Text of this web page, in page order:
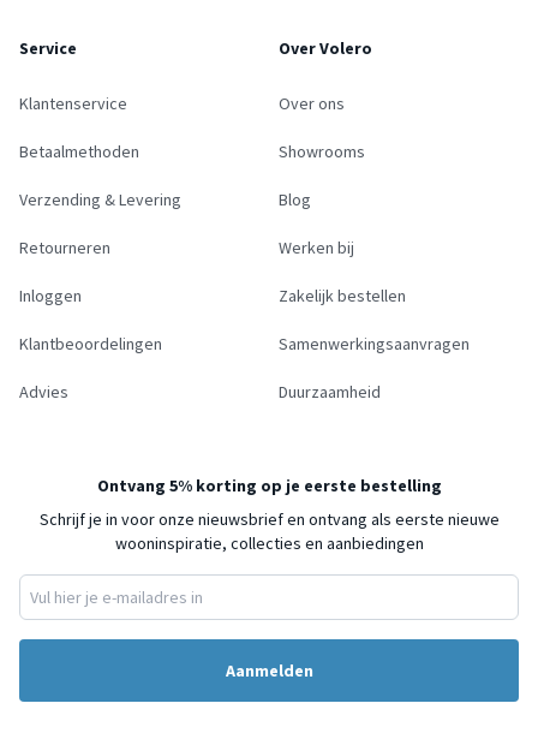
Service
Klantenservice
Betaalmethoden
Verzending & Levering
Retourneren
Inloggen
Klantbeoordelingen
Advies
Over Volero
Over ons
Showrooms
Blog
Werken bij
Zakelijk bestellen
Samenwerkingsaanvragen
Duurzaamheid
Ontvang 5% korting op je eerste bestelling
Schrijf je in voor onze nieuwsbrief en ontvang als eerste nieuwe
wooninspiratie, collecties en aanbiedingen
Aanmelden